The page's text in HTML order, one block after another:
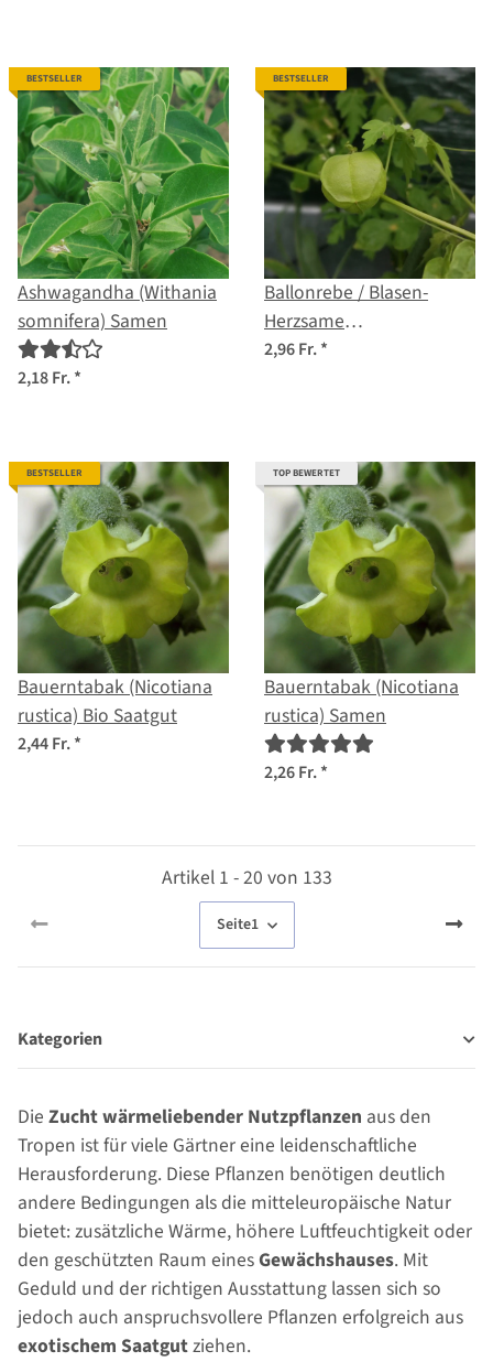
BESTSELLER
Ashwagandha (Withania
somnifera) Samen
2,18 Fr.*
BESTSELLER
Ballonrebe / Blasen-
Herzsame
(Cardiospermum
2,96 Fr.*
BESTSELLER
Bauerntabak (Nicotiana
rustica) Bio Saatgut
2,44 Fr.*
TOP BEWERTET
Bauerntabak (Nicotiana
rustica) Samen
2,26 Fr.*
Artikel 1 - 20 von 133
Seite1
Kategorien
Die Zucht wärmeliebender Nutzpflanzen aus den
Tropen ist für viele Gärtner eine leidenschaftliche
Herausforderung. Diese Pflanzen benötigen deutlich
andere Bedingungen als die mitteleuropäische Natur
bietet: zusätzliche Wärme, höhere Luftfeuchtigkeit oder
den geschützten Raum einesGewächshauses. Mit
Geduld und der richtigen Ausstattung lassen sich so
jedoch auch anspruchsvollere Pflanzen erfolgreich aus
exotischem Saatgutziehen.